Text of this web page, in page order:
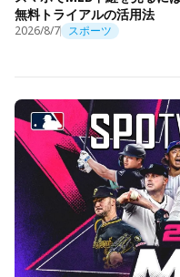
無料トライアルの活用法
2026/8/7 スポーツ